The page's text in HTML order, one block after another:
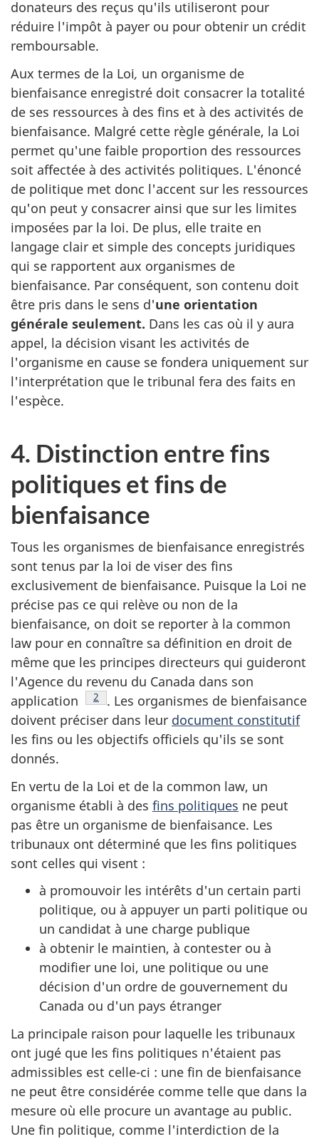
donateurs des reçus qu'ils utiliseront pour
réduire l'impôt à payer ou pour obtenir un crédit
remboursable.
Aux termes de la Loi, un organisme de
bienfaisance enregistré doit consacrer la totalité
de ses ressources à des fins et à des activités de
bienfaisance. Malgré cette règle générale, la Loi
permet qu'une faible proportion des ressources
soit affectée à des activités politiques. L'énoncé
de politique met donc l'accent sur les ressources
qu'on peut y consacrer ainsi que sur les limites
imposées par la loi. De plus, elle traite en
langage clair et simple des concepts juridiques
qui se rapportent aux organismes de
bienfaisance. Par conséquent, son contenu doit
être pris dans le sens d'une orientation
générale seulement. Dans les cas où il y aura
appel, la décision visant les activités de
l'organisme en cause se fondera uniquement sur
l'interprétation que le tribunal fera des faits en
l'espèce.
4. Distinction entre fins
politiques et fins de
bienfaisance
Tous les organismes de bienfaisance enregistrés
sont tenus par la loi de viser des fins
exclusivement de bienfaisance. Puisque la Loi ne
précise pas ce qui relève ou non de la
bienfaisance, on doit se reporter à la common
law pour en connaître sa définition en droit de
même que les principes directeurs qui guideront
l'Agence du revenu du Canada dans son
application
Note de bas de page
2
. Les organismes de bienfaisance
doivent préciser dans leur document constitutif
les fins ou les objectifs officiels qu'ils se sont
donnés.
En vertu de la Loi et de la common law, un
organisme établi à des fins politiques ne peut
pas être un organisme de bienfaisance. Les
tribunaux ont déterminé que les fins politiques
sont celles qui visent :
à promouvoir les intérêts d'un certain parti
politique, ou à appuyer un parti politique ou
un candidat à une charge publique
à obtenir le maintien, à contester ou à
modifier une loi, une politique ou une
décision d'un ordre de gouvernement du
Canada ou d'un pays étranger
La principale raison pour laquelle les tribunaux
ont jugé que les fins politiques n'étaient pas
admissibles est celle-ci : une fin de bienfaisance
ne peut être considérée comme telle que dans la
mesure où elle procure un avantage au public.
Une fin politique, comme l'interdiction de la